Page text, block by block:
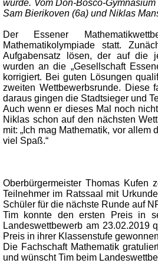
wurde. Vom Don-Bosco-
Sam Bierikoven (6a) und Niklas
Der Essener
Mathematikolympiade statt.
Aufgabensatz lösen, der auf die
wurden an die „Gesellschaft
korrigiert. Bei guten Lösungen
zweiten Wettbewerbsrunde. Diese
daraus gingen die Stadtsieger und
Auch wenn er dieses Mal noch
Niklas schon auf den nächsten
mit: „Ich mag Mathematik, vor
viel Spaß.“
Oberbürgermeister Thomas Kufen
Teilnehmer im Ratssaal mit
Schüler für die nächste Runde auf
Tim konnte den ersten Preis in
Landeswettbewerb am 23.02.2019
Preis in ihrer Klassenstufe
Die Fachschaft Mathematik
und wünscht Tim beim